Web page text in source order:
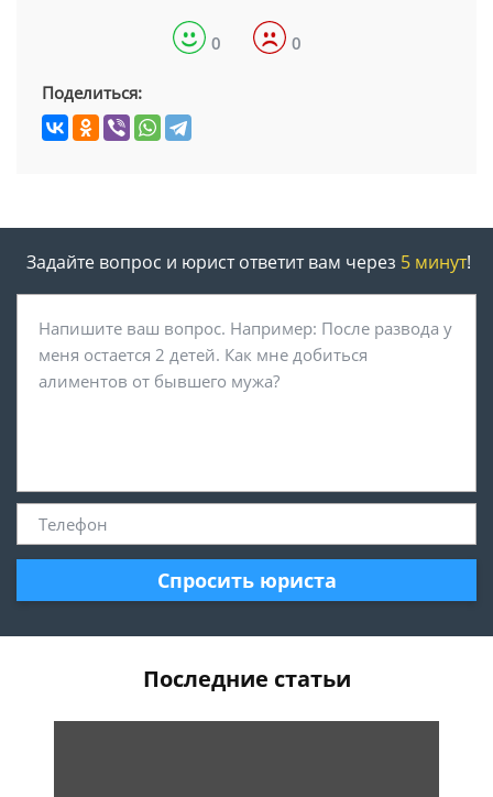
0 0
Поделиться:
Задайте вопрос и юрист ответит вам через 5 минут!
Спросить юриста
Последние статьи